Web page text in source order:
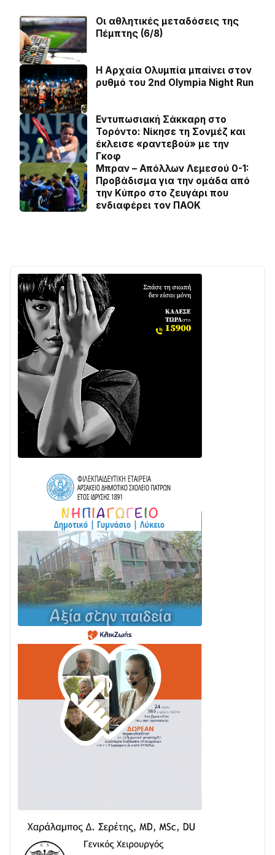
Οι αθλητικές μεταδόσεις της
Πέμπτης (6/8)
Η Αρχαία Ολυμπία μπαίνει στον
ρυθμό του 2nd Olympia Night Run
Εντυπωσιακή Σάκκαρη στο
Τορόντο: Νίκησε τη Σονμέζ και
έκλεισε «ραντεβού» με την
Γκοφ
Μπραν – Απόλλων Λεμεσού 0-1:
Προβάδισμα για την ομάδα από
την Κύπρο στο ζευγάρι που
ενδιαφέρει τον ΠΑΟΚ